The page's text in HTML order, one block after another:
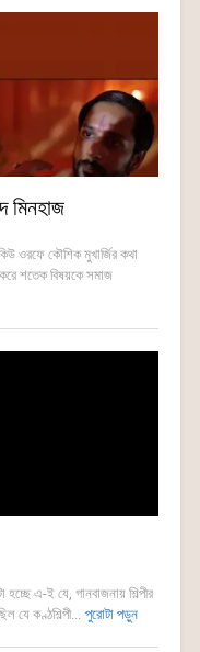
মিনহাজ
ওরফে কৌশিক মুখার্জির কথা
শতেক বিষয়কে সমাজ
হচ্ছে এ-ই যে, গানবাজনায় শিল্পীর
যে কণ্ঠশিল্পী... পুরোটা পড়ুন